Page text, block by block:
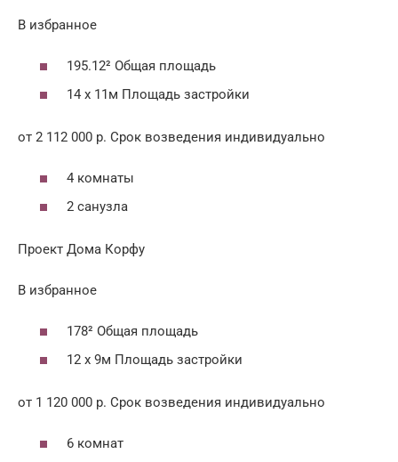
В избранное
195.12² Общая площадь
14 x 11м Площадь застройки
от 2 112 000 р. Срок возведения индивидуально
4 комнаты
2 санузла
Проект Дома Корфу
В избранное
178² Общая площадь
12 x 9м Площадь застройки
от 1 120 000 р. Срок возведения индивидуально
6 комнат